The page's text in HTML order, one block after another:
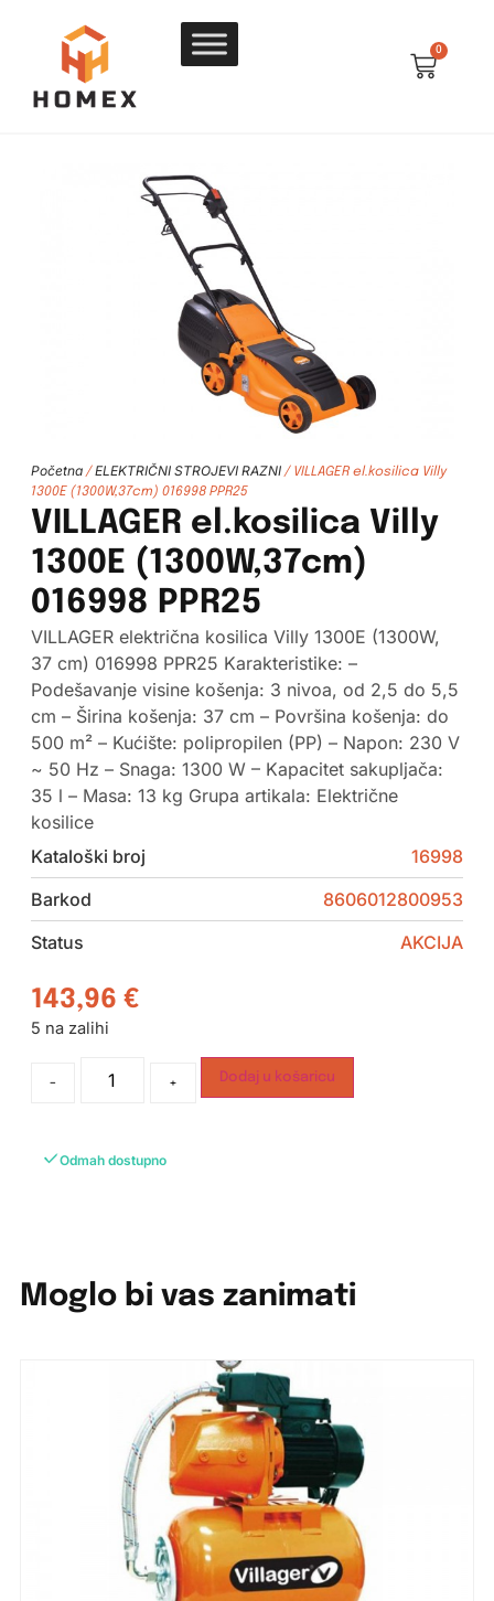
0
Početna/ ELEKTRIČNI STROJEVI RAZNI/ VILLAGER el.kosilica Villy
1300E (1300W,37cm) 016998 PPR25
VILLAGER el.kosilica Villy
1300E (1300W,37cm)
016998 PPR25
VILLAGER električna kosilica Villy 1300E (1300W,
37 cm) 016998 PPR25 Karakteristike: –
Podešavanje visine košenja: 3 nivoa, od 2,5 do 5,5
cm – Širina košenja: 37 cm – Površina košenja: do
500 m² – Kućište: polipropilen (PP) – Napon: 230 V
~ 50 Hz – Snaga: 1300 W – Kapacitet sakupljača:
35 l – Masa: 13 kg Grupa artikala: Električne
kosilice
Kataloški broj
16998
Barkod
8606012800953
Status
AKCIJA
143,96 €
5 na zalihi
- + Dodaj u košaricu
Odmah dostupno
Moglo bi vas zanimati